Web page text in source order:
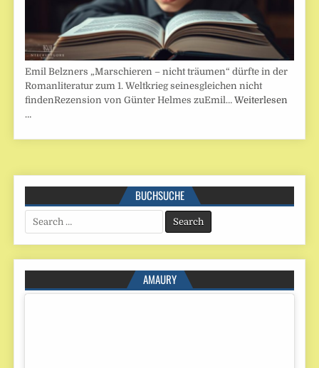
Emil Belzners „Marschieren – nicht träumen“ dürfte in der
Romanliteratur zum 1. Weltkrieg seinesgleichen nicht
findenRezension von Günter Helmes zuEmil…Weiterlesen
…
BUCHSUCHE
Search
for:
AMAURY